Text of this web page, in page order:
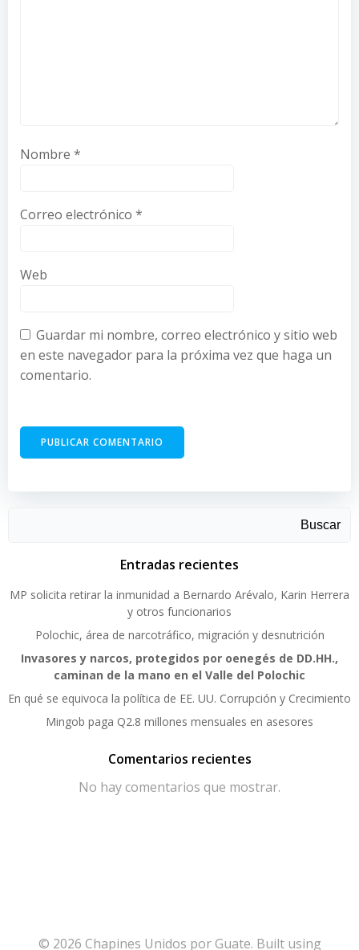
Nombre *
Correo electrónico *
Web
Guardar mi nombre, correo electrónico y sitio web
en este navegador para la próxima vez que haga un
comentario.
Buscar
Entradas recientes
MP solicita retirar la inmunidad a Bernardo Arévalo, Karin Herrera
y otros funcionarios
Polochic, área de narcotráfico, migración y desnutrición
Invasores y narcos, protegidos por oenegés de DD.HH.,
caminan de la mano en el Valle del Polochic
En qué se equivoca la política de EE. UU. Corrupción y Crecimiento
Mingob paga Q2.8 millones mensuales en asesores
Comentarios recientes
No hay comentarios que mostrar.
© 2026 Chapines Unidos por Guate. Built using